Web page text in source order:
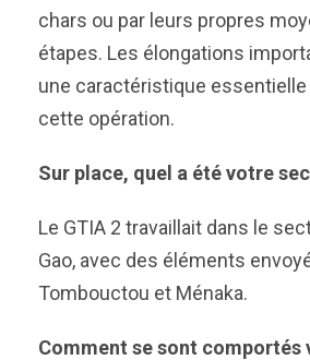
chars ou par leurs propres
étapes. Les élongations
une caractéristique
cette opération.
Sur place, quel a été votre
Le GTIA 2 travaillait dans le
Gao, avec des éléments
Tombouctou et Ménaka.
Comment se sont comportés